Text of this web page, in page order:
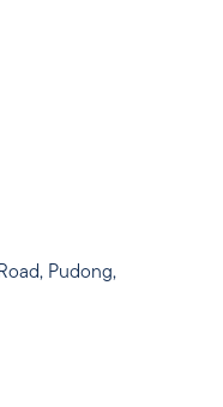
Pudong,